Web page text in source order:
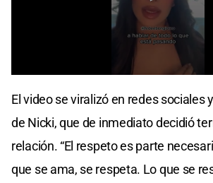
of
seconds
El video se viralizó en redes sociales
de Nicki, que de inmediato decidió
relación. “El respeto es parte
que se ama, se respeta. Lo que se